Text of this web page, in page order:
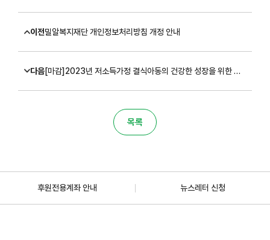
이전밀알복지재단 개인정보처리방침 개정 안내
다음 [마감]2023년 저소득가정 결식아동의 건강한 성장을 위한 영양지원사업 '따듯한채움' 대상자 모집 안내
목록
후원전용계좌 안내 뉴스레터 신청